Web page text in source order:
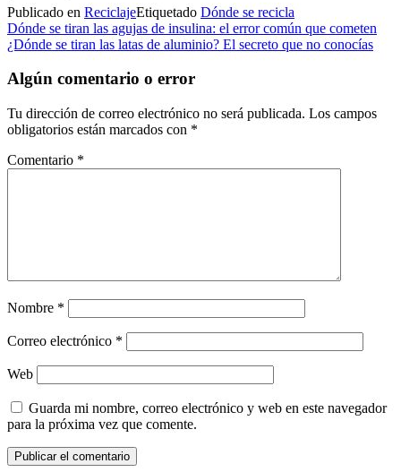
Publicado en ReciclajeEtiquetado Dónde se recicla
Navegación
de
entradas
Dónde se tiran las agujas de insulina: el error común que cometen
¿Dónde se tiran las latas de aluminio? El secreto que no conocías
Algún comentario o error
Tu dirección de correo electrónico no será publicada. Los campos
obligatorios están marcados con *
Comentario *
Nombre *
Correo electrónico *
Web
Guarda mi nombre, correo electrónico y web en este navegador
para la próxima vez que comente.